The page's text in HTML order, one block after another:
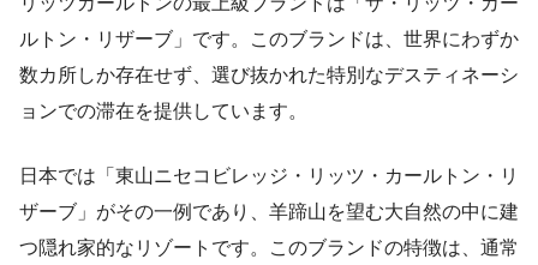
ルトン・リザーブ」です。このブランドは、世界にわずか
数カ所しか存在せず、選び抜かれた特別なデスティネーシ
ョンでの滞在を提供しています。
日本では「東山ニセコビレッジ・リッツ・カールトン・リ
ザーブ」がその一例であり、羊蹄山を望む大自然の中に建
つ隠れ家的なリゾートです。このブランドの特徴は、通常